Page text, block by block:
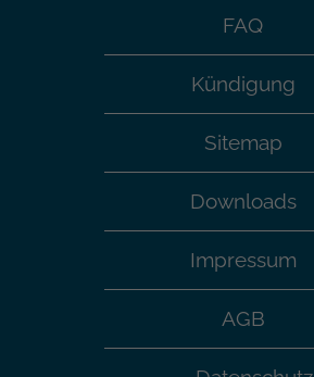
FAQ
Kündigung
Sitemap
Downloads
Impressum
AGB